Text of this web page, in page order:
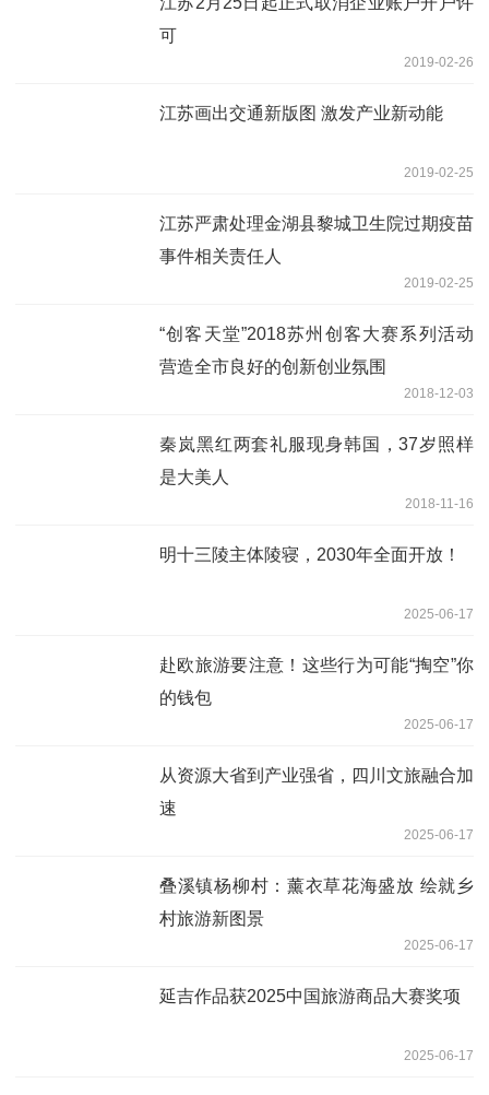
可
2019-02-26
江苏画出交通新版图 激发产业新动能
2019-02-25
江苏严肃处理金湖县黎城卫生院过期疫苗
事件相关责任人
2019-02-25
“创客天堂”2018苏州创客大赛系列活动
营造全市良好的创新创业氛围
2018-12-03
秦岚黑红两套礼服现身韩国，37岁照样
是大美人
2018-11-16
明十三陵主体陵寝，2030年全面开放！
2025-06-17
赴欧旅游要注意！这些行为可能“掏空”你
的钱包
2025-06-17
从资源大省到产业强省，四川文旅融合加
速
2025-06-17
叠溪镇杨柳村：薰衣草花海盛放 绘就乡
村旅游新图景
2025-06-17
延吉作品获2025中国旅游商品大赛奖项
2025-06-17